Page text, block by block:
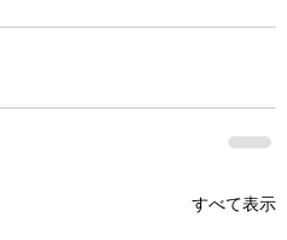
すべて表示